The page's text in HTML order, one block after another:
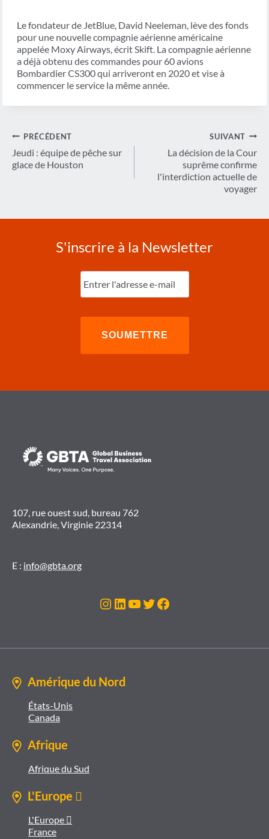
Le fondateur de JetBlue, David Neeleman, lève des fonds
pour une nouvelle compagnie aérienne américaine
appelée Moxy Airways, écrit Skift. La compagnie aérienne
a déjà obtenu des commandes pour 60 avions
Bombardier CS300 qui arriveront en 2020 et vise à
commencer le service la même année.
Navigation
de
l’article
PRÉCÉDENT
Jeudi : équipe de pêche sur
glace de Houston
SUIVANT
La décision de la Cour
suprême confirme
l'interdiction actuelle de
voyager
S'inscrire à la Newsletter
Entrez
l'e-
mail
107, rue ouest sud, bureau 762
Alexandrie, Virginie 22314
E : info@gbta.org
Instagram
LinkedIn
YouTube
Twitter
Facebook
Amérique du Nord
États-Unis
Canada
Afrique
Afrique du Sud
L'Europe 
L'Europe 
France